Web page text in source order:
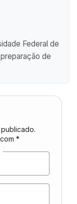
Federal de
de
*